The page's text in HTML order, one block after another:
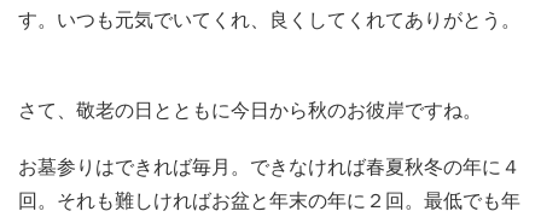
す。いつも元気でいてくれ、良くしてくれてありがとう。
さて、敬老の日とともに今日から秋のお彼岸ですね。
お墓参りはできれば毎月。できなければ春夏秋冬の年に４
回。それも難しければお盆と年末の年に２回。最低でも年